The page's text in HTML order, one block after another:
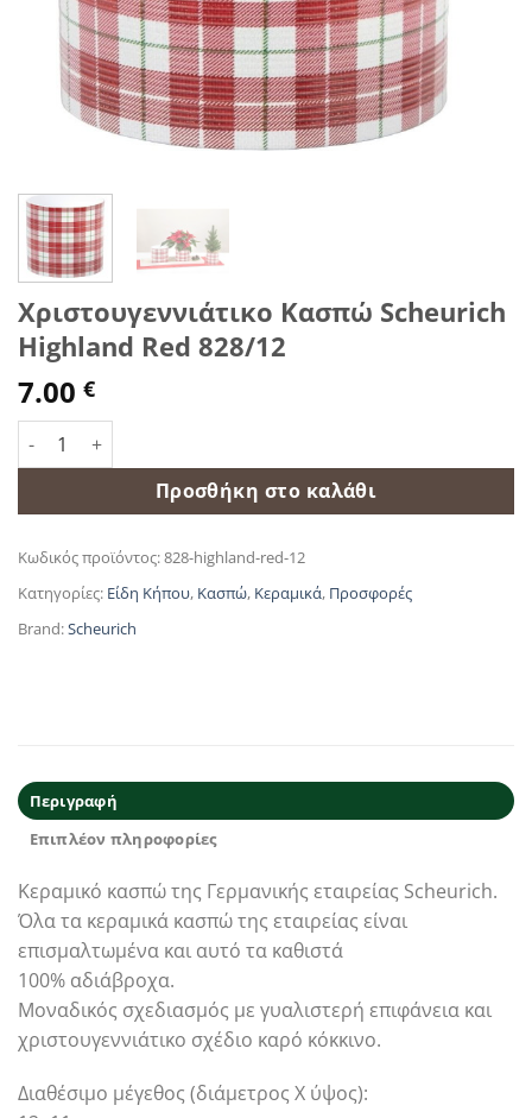
Χριστουγεννιάτικο Κασπώ Scheurich
Highland Red 828/12
7.00 €
Χριστουγεννιάτικο Κασπώ Scheurich Highland Red 828/12
Προσθήκη στο καλάθι
Κωδικός προϊόντος:828-highland-red-12
Κατηγορίες: Είδη Κήπου, Κασπώ, Κεραμικά, Προσφορές
Brand:Scheurich
Περιγραφή
Επιπλέον πληροφορίες
Κεραμικό κασπώ της Γερμανικής εταιρείας Scheurich.
Όλα τα κεραμικά κασπώ της εταιρείας είναι
επισμαλτωμένα και αυτό τα καθιστά
100% αδιάβροχα.
Μοναδικός σχεδιασμός με γυαλιστερή επιφάνεια και
χριστουγεννιάτικο σχέδιο καρό κόκκινο.
Διαθέσιμο μέγεθος (διάμετρος Χ ύψος):